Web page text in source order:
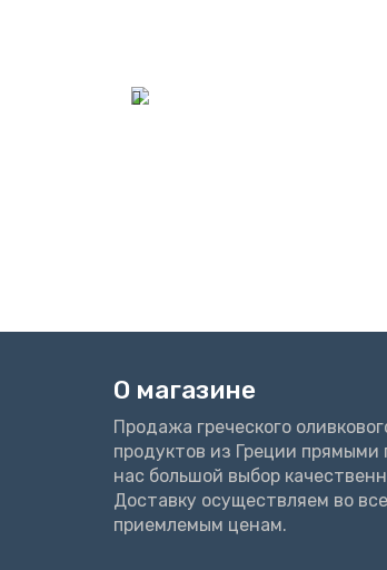
О магазине
Продажа греческого
продуктов из Греции прямыми
нас большой выбор
Доставку осуществляем во
приемлемым ценам.